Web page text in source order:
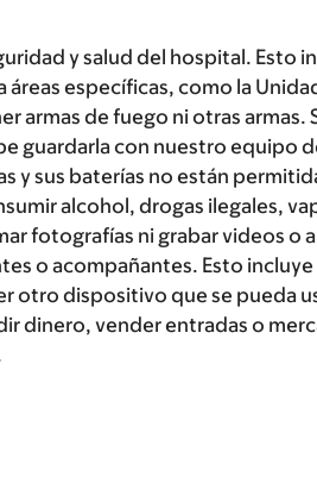
y salud del hospital. Esto
áreas específicas, como la
armas de fuego ni otras
guardarla con nuestro equipo
y sus baterías no están
alcohol, drogas ilegales,
fotografías ni grabar videos o
o acompañantes. Esto
otro dispositivo que se pueda
dinero, vender entradas o